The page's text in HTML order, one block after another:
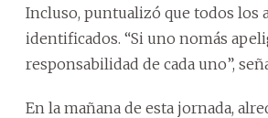
Incluso, puntualizó que todos los
identificados. “Si uno nomás
responsabilidad de cada uno”,
En la mañana de esta jornada,